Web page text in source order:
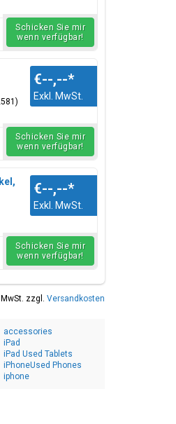
Schicken Sie mir
wenn verfügbar!
€--,--*
Exkl. MwSt.
Schicken Sie mir
wenn verfügbar!
€--,--*
Exkl. MwSt.
Schicken Sie mir
wenn verfügbar!
zzgl. Versandkosten
accessories
iPad
iPad Used Tablets
iPhoneUsed Phones
iphone